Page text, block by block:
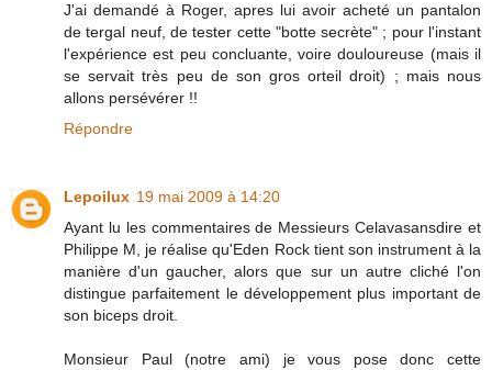
J'ai demandé à Roger, apres lui avoir acheté un pantalon
de tergal neuf, de tester cette "botte secrète" ; pour l'instant
l'expérience est peu concluante, voire douloureuse (mais il
se servait très peu de son gros orteil droit) ; mais nous
allons persévérer !!
Répondre
Lepoilux 19 mai 2009 à 14:20
Ayant lu les commentaires de Messieurs Celavasansdire et
Philippe M, je réalise qu'Eden Rock tient son instrument à la
manière d'un gaucher, alors que sur un autre cliché l'on
distingue parfaitement le développement plus important de
son biceps droit.
Monsieur Paul (notre ami) je vous pose donc cette